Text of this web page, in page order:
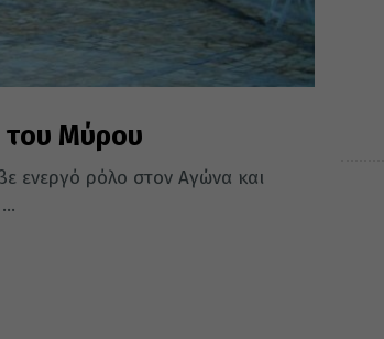
του Μύρου
ενεργό ρόλο στον Αγώνα και